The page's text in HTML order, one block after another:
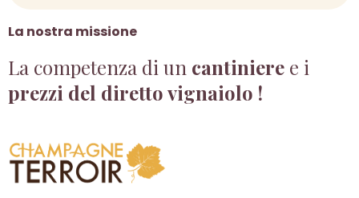
La nostra missione
La competenza di un cantiniere e i
prezzi del diretto vignaiolo !